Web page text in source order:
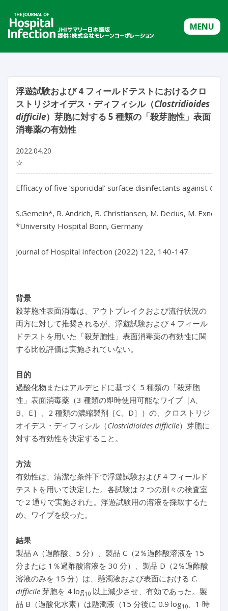
MENU
浮遊試験および 4 フィールドテストにおけるクロ
ストリジオイデス・ディフィシル（Clostridioides
difficile）芽胞に対する 5 種類の「殺芽胞性」表面
消毒薬の有効性
2022.04.20
☆
Efficacy of five ‘sporicidal’ surface disinfectants against
S.Gemein*, R. Andrich, B. Christiansen, M. Decius, M.
*University Hospital Bonn, Germany
Journal of Hospital Infection (2022) 122, 140-147
背景
殺芽胞性表面消毒は、アウトブレイクおよび流行状況の
両方に対して推奨されるが、浮遊試験および 4 フィール
ドテストを用いた「殺芽胞性」表面消毒薬の有効性に関
する比較評価は実施されていない。
目的
過酸化物またはアルデヒドに基づく 5 種類の「殺芽胞
性」表面消毒薬（3 種類の即時使用可能なワイプ［A、
B、E］、2 種類の濃縮製剤［C、D］）の、クロストリジ
オイデス・ディフィシル（Clostridioides difficile）芽胞に
対する有効性を決定すること。
方法
有効性は、清潔な条件下で浮遊試験および 4 フィールド
テストを用いて決定した。各試験は 2 つの別々の検査室
で 2 通りで実施された。浮遊試験用の溶液を採取するた
め、ワイプを絞った。
結果
製品 A（過酢酸、5 分）、製品 C（2％過酢酸溶液を 15
分または 1％過酢酸溶液を 30 分）、製品 D（2％過酢酸
溶液のみを 15 分）は、懸濁液および表面における C.
difficile 芽胞を 4 log10 以上減少させ、有効であった。製
品 B（過酸化水素）は懸濁液（15 分後に 0.9 log10、1 時